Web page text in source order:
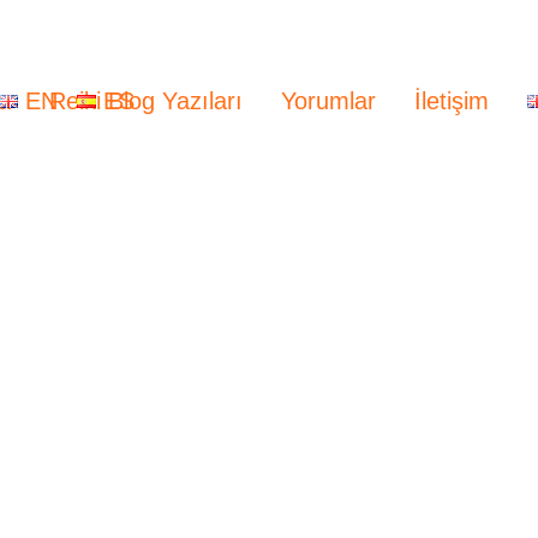
EN ES
Reiki Blog Yazıları Yorumlar İletişim